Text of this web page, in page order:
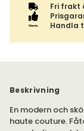
Fri frakt
Handla
Beskrivning
En modern och
haute couture.